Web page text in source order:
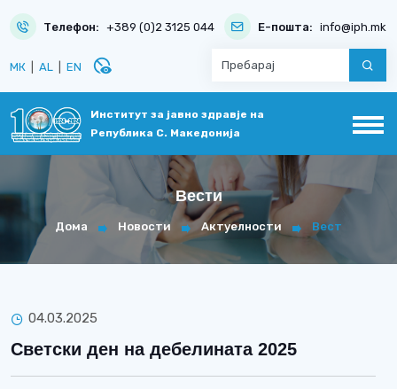
Телефон: +389 (0)2 3125 044 Е-пошта: info@iph.mk
МК AL EN disabled_visible
Институт за јавно здравје на
Република С. Македонија
Вести
Дома Новости Актуелности Вест
04.03.2025
Светски ден на дебелината 2025